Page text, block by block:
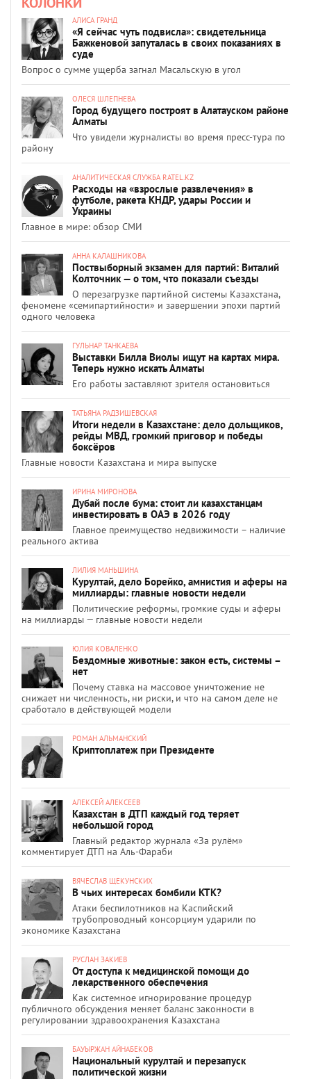
АЛИСА ГРАНД
«Я сейчас чуть подвисла»: свидетельница
Бажкеновой запуталась в своих показаниях в
суде
Вопрос о сумме ущерба загнал Масальскую в угол
ОЛЕСЯ ШЛЕПНЕВА
Город будущего построят в Алатауском районе
Алматы
Что увидели журналисты во время пресс-тура по
району
АНАЛИТИЧЕСКАЯ СЛУЖБА RATEL.KZ
Расходы на «взрослые развлечения» в
футболе, ракета КНДР, удары России и
Украины
Главное в мире: обзор СМИ
АННА КАЛАШНИКОВА
Поствыборный экзамен для партий: Виталий
Колточник — о том, что показали съезды
О перезагрузке партийной системы Казахстана,
феномене «семипартийности» и завершении эпохи партий
одного человека
ГУЛЬНАР ТАНКАЕВА
Выставки Билла Виолы ищут на картах мира.
Теперь нужно искать Алматы
Его работы заставляют зрителя остановиться
ТАТЬЯНА РАДЗИШЕВСКАЯ
Итоги недели в Казахстане: дело дольщиков,
рейды МВД, громкий приговор и победы
боксёров
Главные новости Казахстана и мира выпуске
ИРИНА МИРОНОВА
Дубай после бума: стоит ли казахстанцам
инвестировать в ОАЭ в 2026 году
Главное преимущество недвижимости – наличие
реального актива
ЛИЛИЯ МАНЬШИНА
Курултай, дело Борейко, амнистия и аферы на
миллиарды: главные новости недели
Политические реформы, громкие суды и аферы
на миллиарды — главные новости недели
ЮЛИЯ КОВАЛЕНКО
Бездомные животные: закон есть, системы –
нет
Почему ставка на массовое уничтожение не
снижает ни численность, ни риски, и что на самом деле не
сработало в действующей модели
РОМАН АЛЬМАНСКИЙ
Криптоплатеж при Президенте
АЛЕКСЕЙ АЛЕКСЕЕВ
Казахстан в ДТП каждый год теряет
небольшой город
Главный редактор журнала «За рулём»
комментирует ДТП на Аль-Фараби
ВЯЧЕСЛАВ ЩЕКУНСКИХ
В чьих интересах бомбили КТК?
Атаки беспилотников на Каспийский
трубопроводный консорциум ударили по
экономике Казахстана
РУСЛАН ЗАКИЕВ
От доступа к медицинской помощи до
лекарственного обеспечения
Как системное игнорирование процедур
публичного обсуждения меняет баланс законности в
регулировании здравоохранения Казахстана
БАУЫРЖАН АЙНАБЕКОВ
Национальный курултай и перезапуск
политической жизни